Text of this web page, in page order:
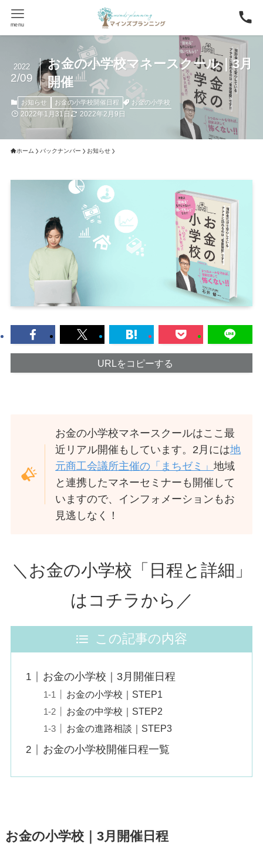
menu
お金の小学校マネースクール｜3月
開催
2022
2/09
お知らせ お金の小学校開催日程 お金の小学校
2022年1月31日 2022年2月9日
ホーム バックナンバー お知らせ
URLをコピーする
お金の小学校マネースクールはここ最
近リアル開催もしています。2月には地
元商工会議所主催の「まちゼミ」地域
と連携したマネーセミナーも開催して
いますので、インフォメーションもお
見逃しなく！
＼お金の小学校「日程と詳細」
はコチラから／
この記事の内容
お金の小学校｜3月開催日程
お金の小学校｜STEP1
お金の中学校｜STEP2
お金の進路相談｜STEP3
お金の小学校開催日程一覧
お金の小学校｜3月開催日程